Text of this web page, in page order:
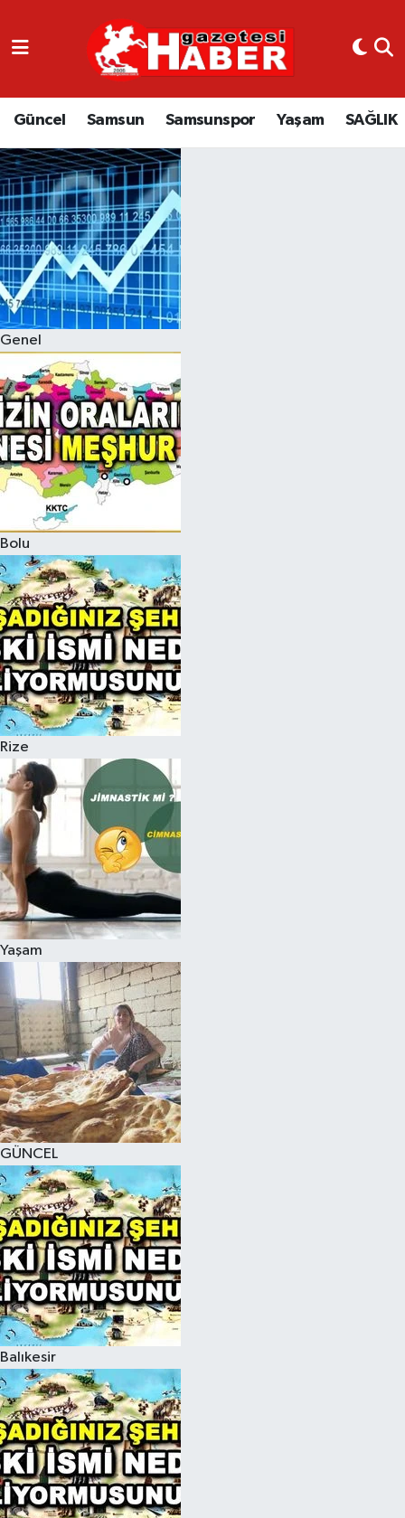
Güncel Samsun Samsunspor Yaşam SAĞLIK
Genel
Bolu
Rize
Yaşam
GÜNCEL
Balıkesir
GÜNCEL
SAMSUN
SAMSUNSPOR
EKONOMİ
YAŞAM